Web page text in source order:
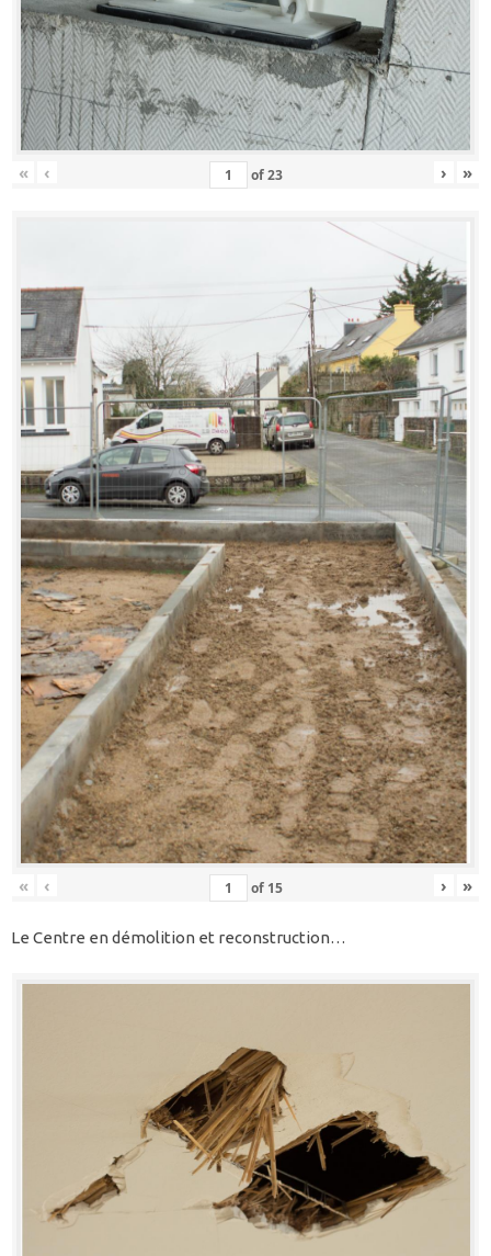
« ‹ of23 › »
« ‹ of 15 › »
Le Centre en démolition et reconstruction…